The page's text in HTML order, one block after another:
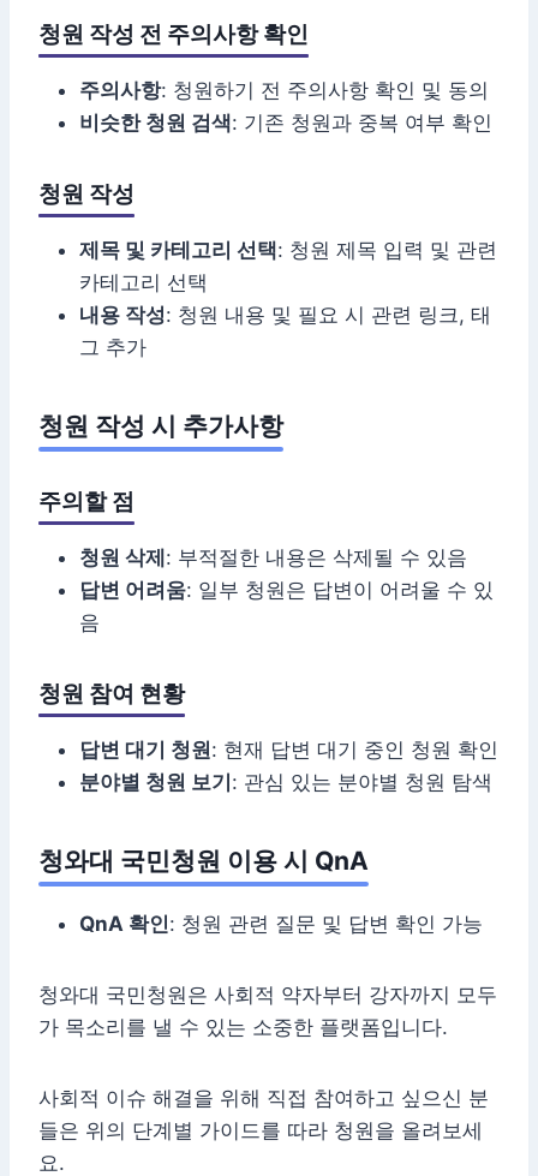
청원 작성 전 주의사항 확인
주의사항: 청원하기 전 주의사항 확인 및 동의
비슷한 청원 검색: 기존 청원과 중복 여부 확인
청원 작성
제목 및 카테고리 선택: 청원 제목 입력 및 관련
카테고리 선택
내용 작성: 청원 내용 및 필요 시 관련 링크, 태
그 추가
청원 작성 시 추가사항
주의할 점
청원 삭제 : 부적절한 내용은 삭제될 수 있음
답변 어려움: 일부 청원은 답변이 어려울 수 있
음
청원 참여 현황
답변 대기 청원: 현재 답변 대기 중인 청원 확인
분야별 청원 보기 : 관심 있는 분야별 청원 탐색
청와대 국민청원 이용 시 QnA
QnA 확인: 청원 관련 질문 및 답변 확인 가능
청와대 국민청원은 사회적 약자부터 강자까지 모두
가 목소리를 낼 수 있는 소중한 플랫폼입니다.
사회적 이슈 해결을 위해 직접 참여하고 싶으신 분
들은 위의 단계별 가이드를 따라 청원을 올려보세
요.